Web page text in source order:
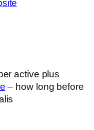
active plus
– how long before